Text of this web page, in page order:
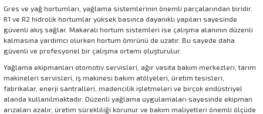
Gres ve yağ hortumları, yağlama sistemlerinin önemli parçalarından biridir.
R1 ve R2 hidrolik hortumlar yüksek basınca dayanıklı yapıları sayesinde
güvenli akış sağlar. Makaralı hortum sistemleri ise çalışma alanının düzenli
kalmasına yardımcı olurken hortum ömrünü de uzatır. Bu sayede daha
güvenli ve profesyonel bir çalışma ortamı oluşturulur.
Yağlama ekipmanları otomotiv servisleri, ağır vasıta bakım merkezleri, tarım
makineleri servisleri, iş makinesi bakım atölyeleri, üretim tesisleri,
fabrikalar, enerji santralleri, madencilik işletmeleri ve birçok endüstriyel
alanda kullanılmaktadır. Düzenli yağlama uygulamaları sayesinde ekipman
arızaları azalır, üretim sürekliliği korunur ve bakım maliyetleri önemli ölçüde